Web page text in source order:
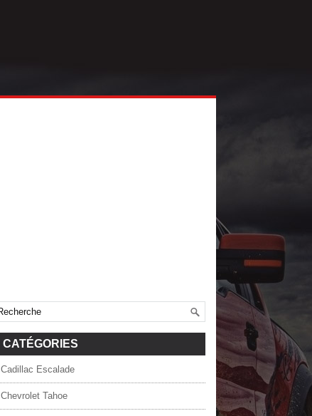
CATÉGORIES
Cadillac Escalade
Chevrolet Tahoe